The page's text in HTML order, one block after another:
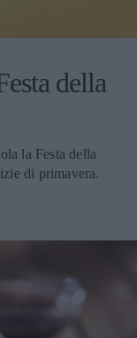
della
la Festa della
di primavera.